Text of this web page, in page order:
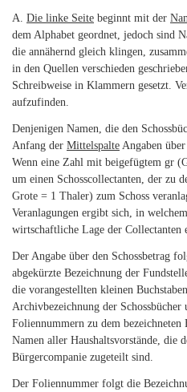
A. Die linke Seite beginnt mit der
dem Alphabet geordnet, jedoch sind
die annähernd gleich klingen,
in den Quellen verschieden
Schreibweise in Klammern gesetzt.
aufzufinden.
Denjenigen Namen, die den
Anfang der Mittelspalte Angaben
Wenn eine Zahl mit beigefügtem gr
um einen Schosscollectanten, der zu
Grote = 1 Thaler) zum Schoss
Veranlagungen ergibt sich, in
wirtschaftliche Lage der Collectanten
Der Angabe über den Schossbetrag
abgekürzte Bezeichnung der
die vorangestellten kleinen
Archivbezeichnung der
Foliennummern zu dem
Namen aller Haushaltsvorstände, die
Bürgercompanie zugeteilt sind.
Der Foliennummer folgt die